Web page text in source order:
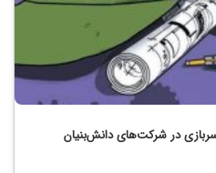
در شرکت‌های دانش‌بنیان